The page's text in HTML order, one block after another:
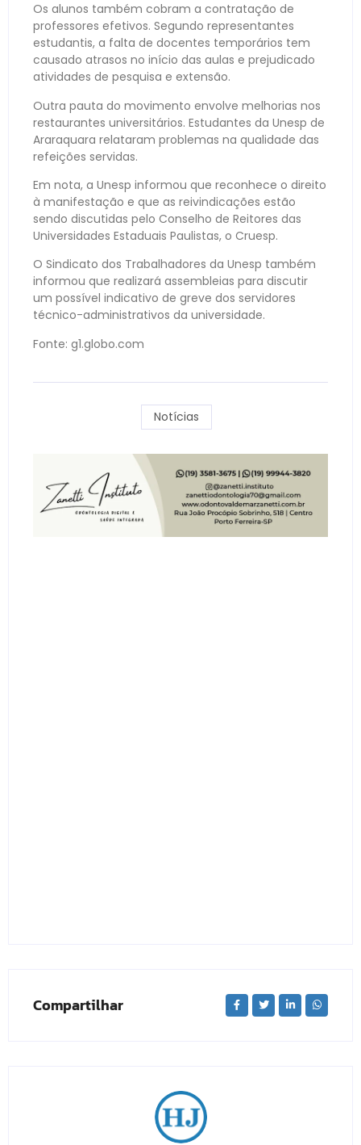
Os alunos também cobram a contratação de
professores efetivos. Segundo representantes
estudantis, a falta de docentes temporários tem
causado atrasos no início das aulas e prejudicado
atividades de pesquisa e extensão.
Outra pauta do movimento envolve melhorias nos
restaurantes universitários. Estudantes da Unesp de
Araraquara relataram problemas na qualidade das
refeições servidas.
Em nota, a Unesp informou que reconhece o direito
à manifestação e que as reivindicações estão
sendo discutidas pelo Conselho de Reitores das
Universidades Estaduais Paulistas, o Cruesp.
O Sindicato dos Trabalhadores da Unesp também
informou que realizará assembleias para discutir
um possível indicativo de greve dos servidores
técnico-administrativos da universidade.
Fonte: g1.globo.com
Notícias
Compartilhar